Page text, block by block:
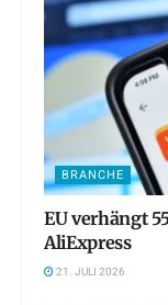
BRANCHE
EU verhängt
AliExpress
21. JULI 2026